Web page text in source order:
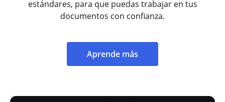
estándares, para que puedas trabajar en tus
documentos con confianza.
Aprende más